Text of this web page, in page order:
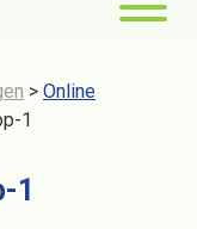
> Online
1
1